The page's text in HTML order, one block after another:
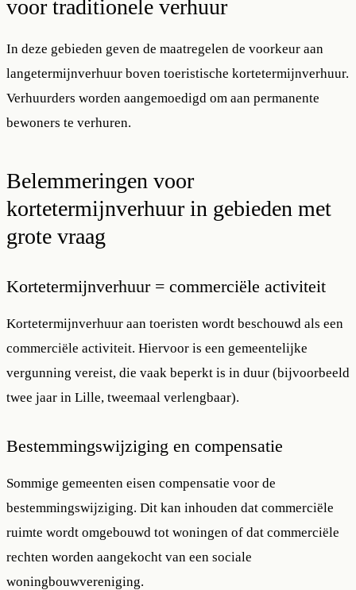
voor traditionele verhuur
In deze gebieden geven de maatregelen de voorkeur aan
langetermijnverhuur boven toeristische kortetermijnverhuur.
Verhuurders worden aangemoedigd om aan permanente
bewoners te verhuren.
Belemmeringen voor
kortetermijnverhuur in gebieden met
grote vraag
Kortetermijnverhuur = commerciële activiteit
Kortetermijnverhuur aan toeristen wordt beschouwd als een
commerciële activiteit. Hiervoor is een gemeentelijke
vergunning vereist, die vaak beperkt is in duur (bijvoorbeeld
twee jaar in Lille, tweemaal verlengbaar).
Bestemmingswijziging en compensatie
Sommige gemeenten eisen compensatie voor de
bestemmingswijziging. Dit kan inhouden dat commerciële
ruimte wordt omgebouwd tot woningen of dat commerciële
rechten worden aangekocht van een sociale
woningbouwvereniging.